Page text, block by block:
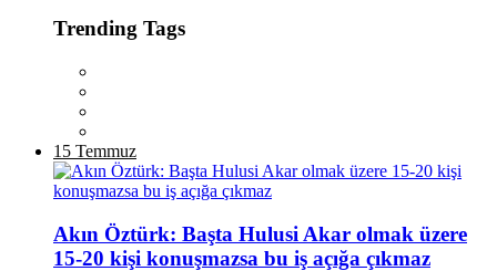
Trending Tags
15 Temmuz
Akın Öztürk: Başta Hulusi Akar olmak üzere
15-20 kişi konuşmazsa bu iş açığa çıkmaz